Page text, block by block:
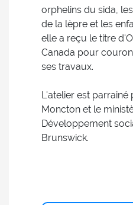
orphelins du sida,
de la lèpre et les
elle a reçu le titre
Canada pour
ses travaux.
L'atelier est parrainé
Moncton et le
Développement
Brunswick.